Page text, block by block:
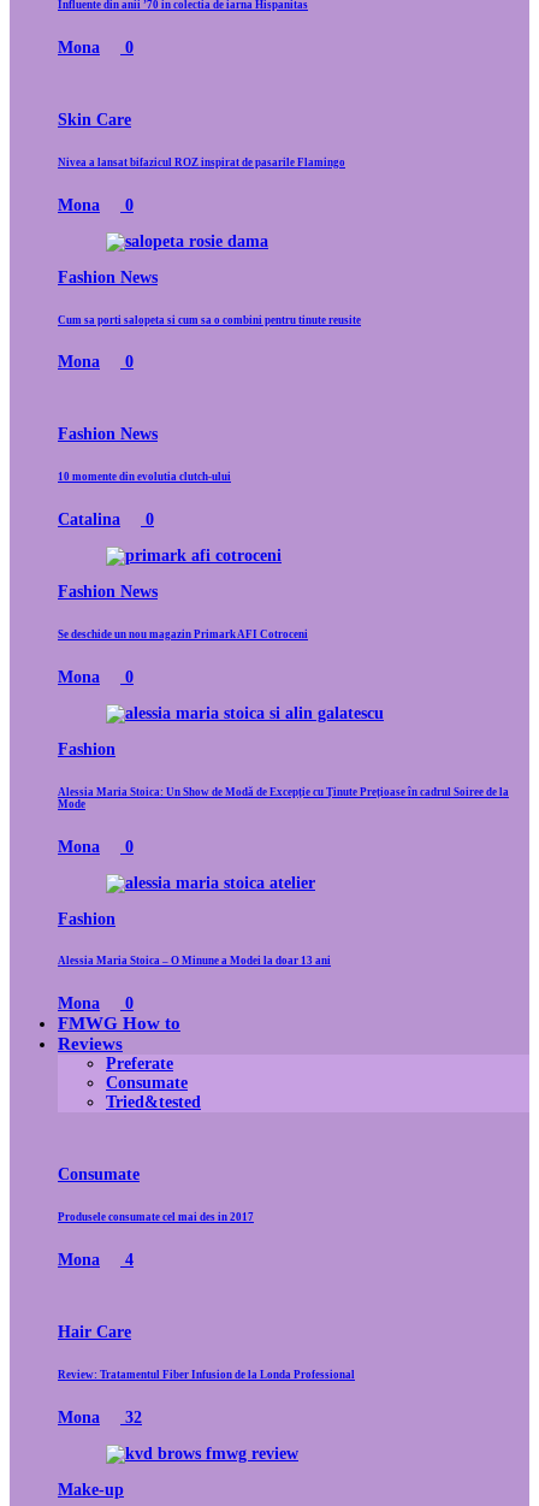
Influente din anii ’70 in colectia de iarna Hispanitas
Mona 0
Skin Care
Nivea a lansat bifazicul ROZ inspirat de pasarile Flamingo
Mona 0
Fashion News
Cum sa porti salopeta si cum sa o combini pentru tinute reusite
Mona 0
Fashion News
10 momente din evolutia clutch-ului
Catalina 0
Fashion News
Se deschide un nou magazin Primark AFI Cotroceni
Mona 0
Fashion
Alessia Maria Stoica: Un Show de Modă de Excepție cu Ținute Prețioase în cadrul Soiree de la
Mode
Mona 0
Fashion
Alessia Maria Stoica – O Minune a Modei la doar 13 ani
Mona 0
FMWG How to
Reviews
Preferate
Consumate
Tried&tested
Consumate
Produsele consumate cel mai des in 2017
Mona 4
Hair Care
Review: Tratamentul Fiber Infusion de la Londa Professional
Mona 32
Make-up